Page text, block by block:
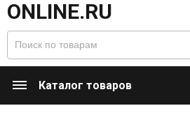
Каталог товаров